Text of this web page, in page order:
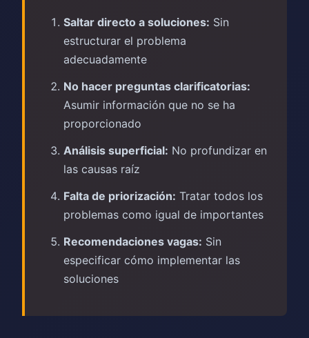
Saltar directo a soluciones: Sin
estructurar el problema
adecuadamente
No hacer preguntas clarificatorias:
Asumir información que no se ha
proporcionado
Análisis superficial: No profundizar en
las causas raíz
Falta de priorización: Tratar todos los
problemas como igual de importantes
Recomendaciones vagas: Sin
especificar cómo implementar las
soluciones